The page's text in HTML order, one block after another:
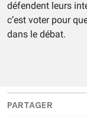
défendent leurs
c’est voter pour
dans le débat.
PARTAGER